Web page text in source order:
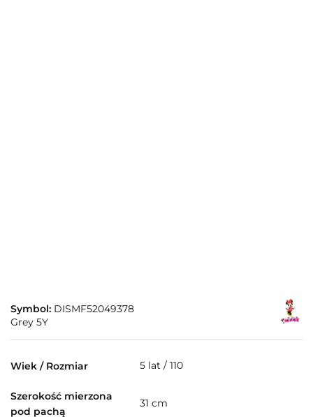
Symbol: DISMF52049378
Grey 5Y
Wiek / Rozmiar 5 lat / 110
Szerokość mierzona
pod pachą
31 cm